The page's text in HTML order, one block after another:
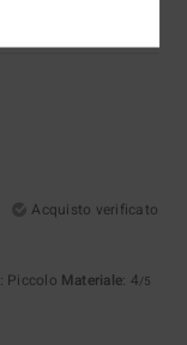
Acquisto verificato
: Piccolo Materiale: 4/5